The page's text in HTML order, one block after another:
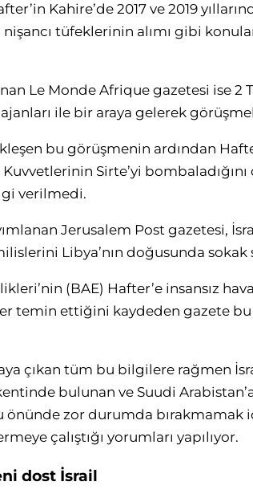
Kahire’de 2017 ve 2019
nişancı tüfeklerinin alımı gibi
Le Monde Afrique gazetesi ise
ile bir araya gelerek
bu görüşmenin ardından
Kuvvetlerinin Sirte’yi
verilmedi.
Jerusalem Post gazetesi,
Libya’nın doğusunda
(BAE) Hafter’e insansız
temin ettiğini kaydeden gazete
çıkan tüm bu bilgilere rağmen
bulunan ve Suudi
önünde zor durumda bırakmamak
çalıştığı yorumları yapılıyor.
dost İsrail